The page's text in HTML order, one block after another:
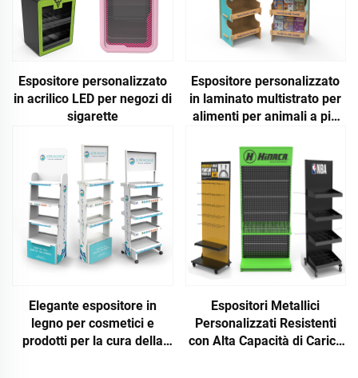
Espositore personalizzato
in acrilico LED per negozi di
sigarette
Espositore personalizzato
in laminato multistrato per
alimenti per animali a più
Elegante espositore in
legno per cosmetici e
prodotti per la cura della
Espositori Metallici
Personalizzati Resistenti
con Alta Capacità di Carico